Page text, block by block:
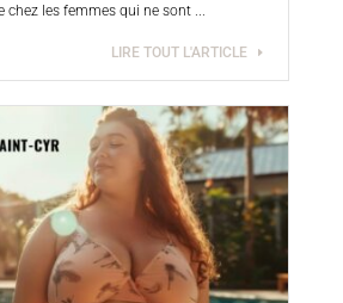
chez les femmes qui ne sont ...
LIRE TOUT L'ARTICLE